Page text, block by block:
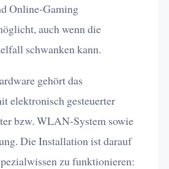
Online-Gaming
auch wenn die
schwanken kann.
gehört das
elektronisch gesteuerter
bzw. WLAN-System sowie
Die Installation ist darauf
zu funktionieren: